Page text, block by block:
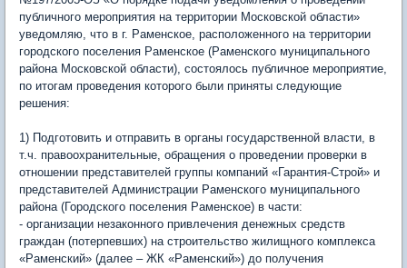
публичного мероприятия на территории Московской области»
уведомляю, что в г. Раменское, расположенного на территории
городского поселения Раменское (Раменского муниципального
района Московской области), состоялось публичное мероприятие,
по итогам проведения которого были приняты следующие
решения:
1) Подготовить и отправить в органы государственной власти, в
т.ч. правоохранительные, обращения о проведении проверки в
отношении представителей группы компаний «Гарантия-Строй» и
представителей Администрации Раменского муниципального
района (Городского поселения Раменское) в части:
- организации незаконного привлечения денежных средств
граждан (потерпевших) на строительство жилищного комплекса
«Раменский» (далее – ЖК «Раменский») до получения